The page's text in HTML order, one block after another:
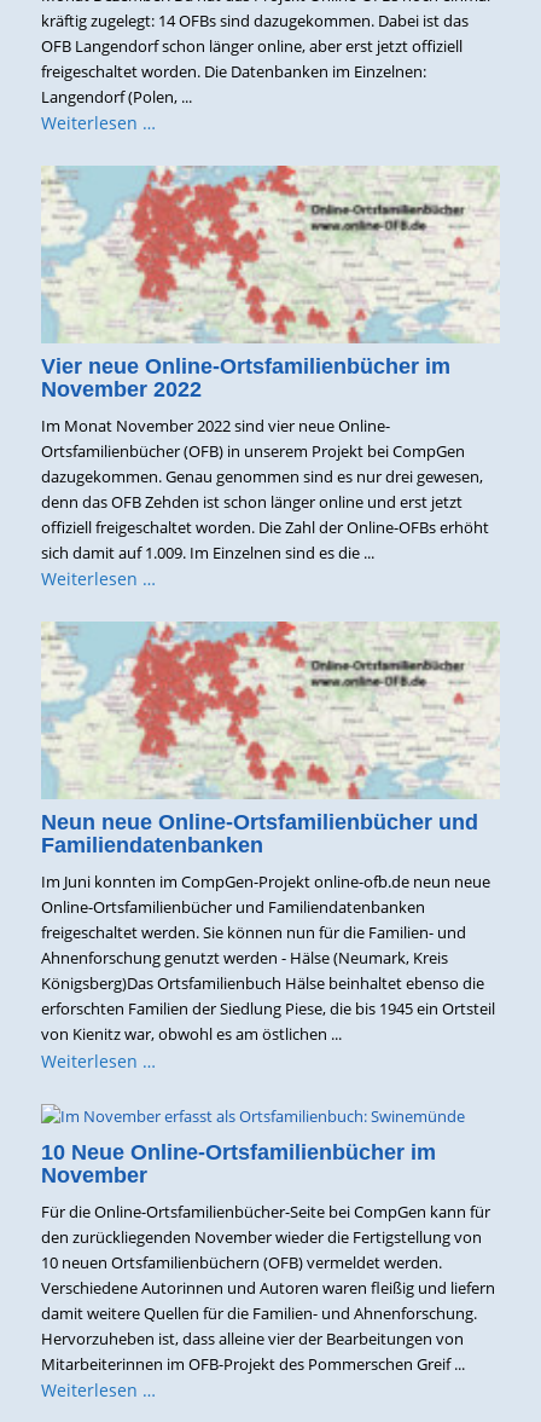
kräftig zugelegt: 14 OFBs sind dazugekommen. Dabei ist das
OFB Langendorf schon länger online, aber erst jetzt offiziell
freigeschaltet worden. Die Datenbanken im Einzelnen:
Langendorf (Polen, ...
Weiterlesen …
Vier neue Online-Ortsfamilienbücher im
November 2022
Im Monat November 2022 sind vier neue Online-
Ortsfamilienbücher (OFB) in unserem Projekt bei CompGen
dazugekommen. Genau genommen sind es nur drei gewesen,
denn das OFB Zehden ist schon länger online und erst jetzt
offiziell freigeschaltet worden. Die Zahl der Online-OFBs erhöht
sich damit auf 1.009. Im Einzelnen sind es die ...
Weiterlesen …
Neun neue Online-Ortsfamilienbücher und
Familiendatenbanken
Im Juni konnten im CompGen-Projekt online-ofb.de neun neue
Online-Ortsfamilienbücher und Familiendatenbanken
freigeschaltet werden. Sie können nun für die Familien- und
Ahnenforschung genutzt werden - Hälse (Neumark, Kreis
Königsberg)Das Ortsfamilienbuch Hälse beinhaltet ebenso die
erforschten Familien der Siedlung Piese, die bis 1945 ein Ortsteil
von Kienitz war, obwohl es am östlichen ...
Weiterlesen …
10 Neue Online-Ortsfamilienbücher im
November
Für die Online-Ortsfamilienbücher-Seite bei CompGen kann für
den zurückliegenden November wieder die Fertigstellung von
10 neuen Ortsfamilienbüchern (OFB) vermeldet werden.
Verschiedene Autorinnen und Autoren waren fleißig und liefern
damit weitere Quellen für die Familien- und Ahnenforschung.
Hervorzuheben ist, dass alleine vier der Bearbeitungen von
Mitarbeiterinnen im OFB-Projekt des Pommerschen Greif ...
Weiterlesen …